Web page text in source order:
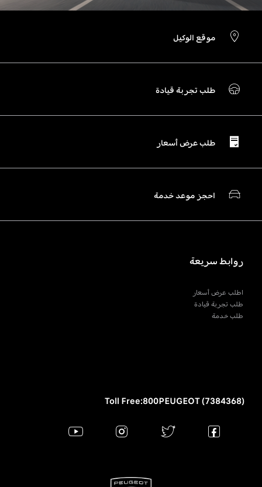
موقع الوكيل
طلب تجربة قيادة
طلب عرض أسعار
احجز موعد خدمة
روابط سريعة
اطلب عرض أسعار
طلب تجربة قيادة
طلب خدمة
Toll Free:800PEUGEOT (7384368)